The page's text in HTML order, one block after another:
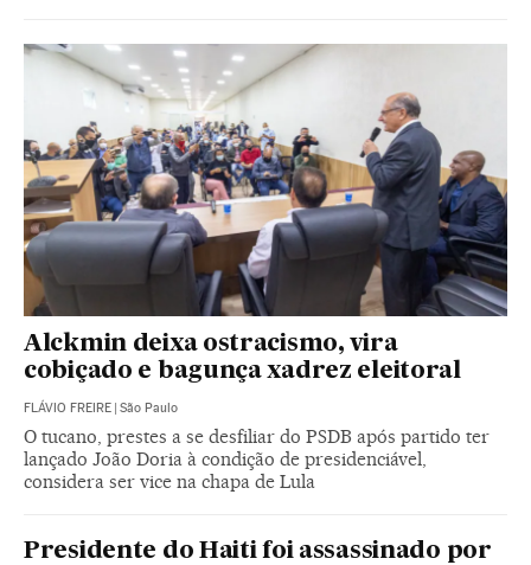
Alckmin deixa ostracismo, vira
cobiçado e bagunça xadrez eleitoral
FLÁVIO FREIRE | São Paulo
O tucano, prestes a se desfiliar do PSDB após partido ter
lançado João Doria à condição de presidenciável,
considera ser vice na chapa de Lula
Presidente do Haiti foi assassinado por